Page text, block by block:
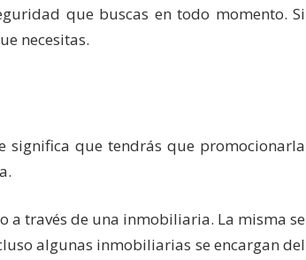
que buscas en todo momento. Si
necesitas.
que tendrás que promocionarla
a través de una inmobiliaria. La misma se
algunas inmobiliarias se encargan del